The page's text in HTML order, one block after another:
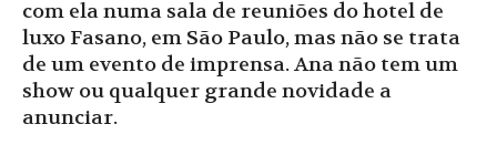
com ela numa sala de reuniões do hotel de
luxo Fasano, em São Paulo, mas não se trata
de um evento de imprensa. Ana não tem um
show ou qualquer grande novidade a
anunciar.